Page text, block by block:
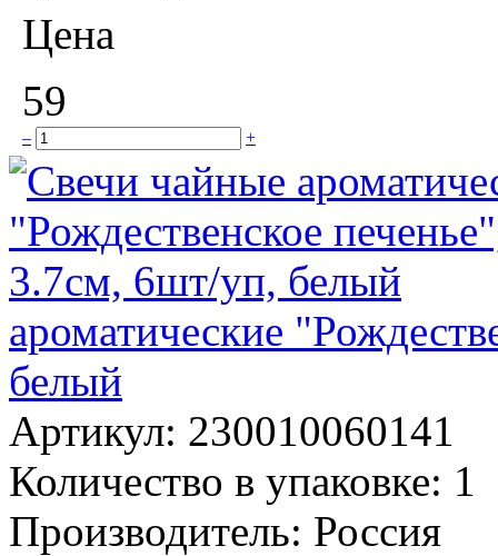
Цена
59
– +
ароматические
белый
Артикул: 230010060141
Количество в упаковке: 1
Производитель: Россия